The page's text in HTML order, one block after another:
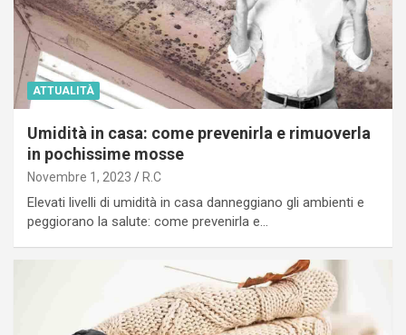
ATTUALITÀ
Umidità in casa: come prevenirla e rimuoverla
in pochissime mosse
Novembre 1, 2023 R.C
Elevati livelli di umidità in casa danneggiano gli ambienti e
peggiorano la salute: come prevenirla e…